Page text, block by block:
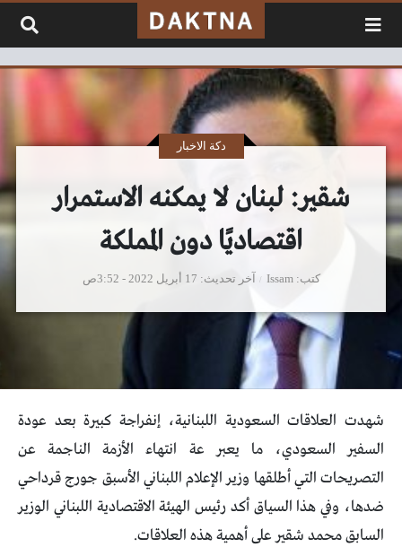
شقير: لبنان لا يمكنه الاستمرار
اقتصاديًا دون المملكة
كتب Issam
دكة الاخبار
آخر تحديث 17 أبريل 2022 - 3:52ص
شهدت العلاقات السعودية اللبنانية، إنفراجة كبيرة بعد عودة
السفير السعودي، ما يعبر عة انتهاء الأزمة الناجمة عن
التصريحات التي أطلقها وزير الإعلام اللبناني الأسبق جورج قرداحي
ضدها، وفي هذا السياق أكد رئيس الهيئة الاقتصادية اللبناني الوزير
السابق محمد شقير على أهمية هذه العلاقات.